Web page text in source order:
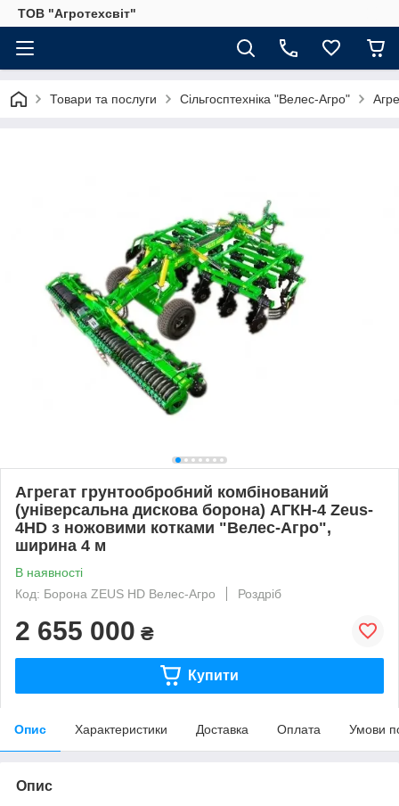
ТОВ "Агротехсвіт"
Товари та послуги Сільгосптехніка "Велес-Агро"
Агрегат грунтообробний комбінований
(універсальна дискова борона) АГКН-4 Zeus-
4HD з ножовими котками "Велес-Агро",
ширина 4 м
В наявності
Код: Борона ZEUS HD Велес-Агро
Роздріб
2 655 000 ₴
Купити
Опис Характеристики Доставка Оплата Умови
Опис